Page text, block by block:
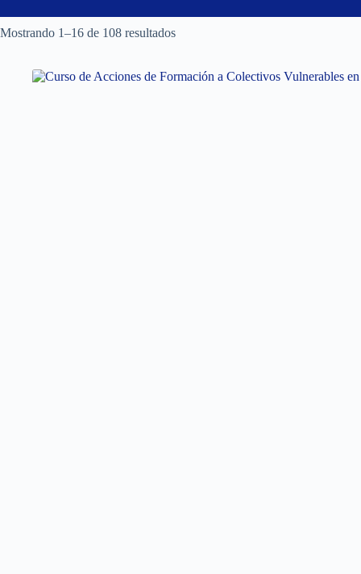
Mostrando 1–16 de 108 resultados